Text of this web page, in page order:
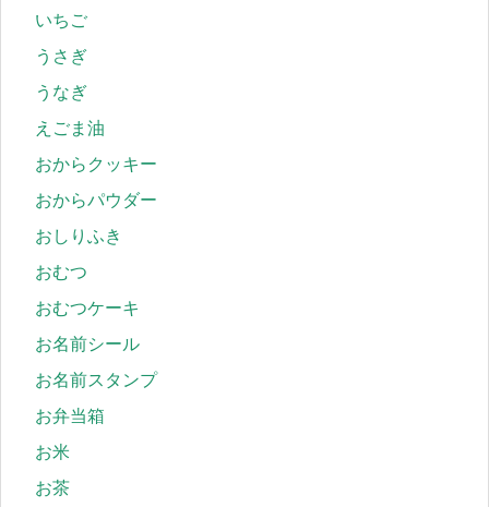
いちご
うさぎ
うなぎ
えごま油
おからクッキー
おからパウダー
おしりふき
おむつ
おむつケーキ
お名前シール
お名前スタンプ
お弁当箱
お米
お茶